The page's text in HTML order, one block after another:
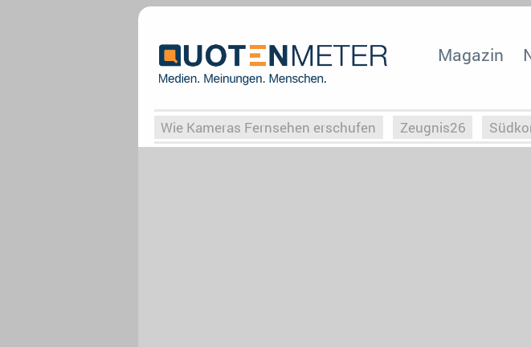
Magazin
Wie Kameras Fernsehen erschufen Zeugnis26